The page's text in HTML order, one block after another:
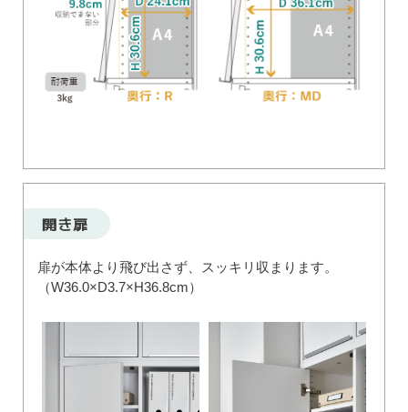
開き扉
扉が本体より飛び出さず、スッキリ収まります。
（W36.0×D3.7×H36.8cm）